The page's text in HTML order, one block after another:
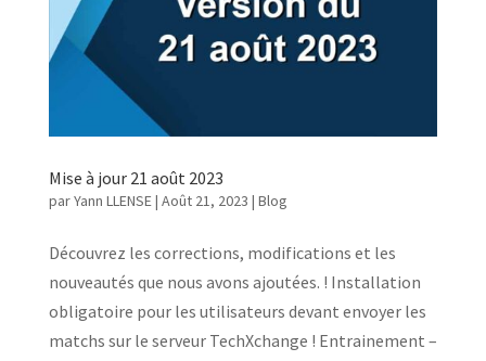
Mise à jour 21 août 2023
parYann LLENSE| Août 21, 2023 | Blog
Découvrez les corrections, modifications et les
nouveautés que nous avons ajoutées. ! Installation
obligatoire pour les utilisateurs devant envoyer les
matchs sur le serveur TechXchange ! Entrainement –